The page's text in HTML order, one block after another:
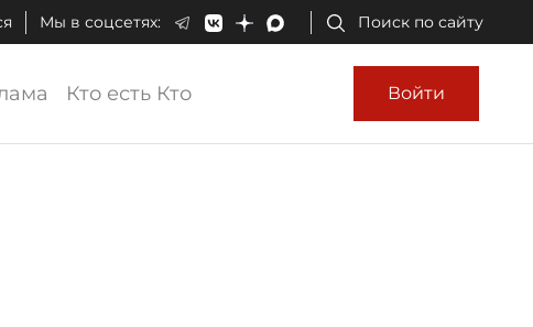
Мы в соцсетях: Поиск по сайту
Кто есть Кто Войти